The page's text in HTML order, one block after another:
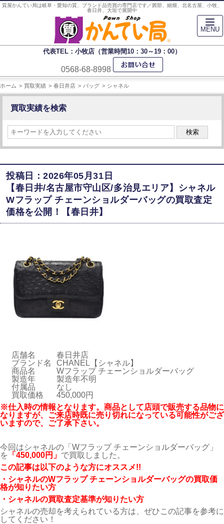
質屋かんてい局は岐阜・愛知の質、ブランド品売買の専門店です／茜部、細畑、北名古屋、小牧、
春日井、大垣で展開中
代表TEL：小牧店（営業時間10：30～19：00）
0568-68-8998
ホーム 買取実績 春日井店 バッグ シャネル
買取実績を検索
検索
投稿日：2026年05月31日
【春日井/名古屋市守山区/多治見エリア】シャネル
Wフラップ チェーンショルダーバッグの買取査定
価格を公開！【春日井】
店舗名
春日井店
ブランド名
CHANEL【シャネル】
商品名
Wフラップ チェーンショルダーバッグ
製造年
製造年不明
付属品
なし
買取価格
450,000円
※仕入時の情報となります。商品として店頭で販売する品物に
なりますが、ご来店時既に売り切れになっている可能性がござ
いますので、ご了承下さい。
今回はシャネルの「Wフラップ チェーンショルダーバッグ」
を
「450,000円」 で買取しました。
こ の記事は以下のような方にオススメ!!
・シャネルのWフラップ チェーンショルダーバッグの買取価
格が知りたい方
・シャネルの買取査定基準が知りたい方
シャネルの売却を考えられている方は、ぜひこの記事を参考に
してください！
MENU